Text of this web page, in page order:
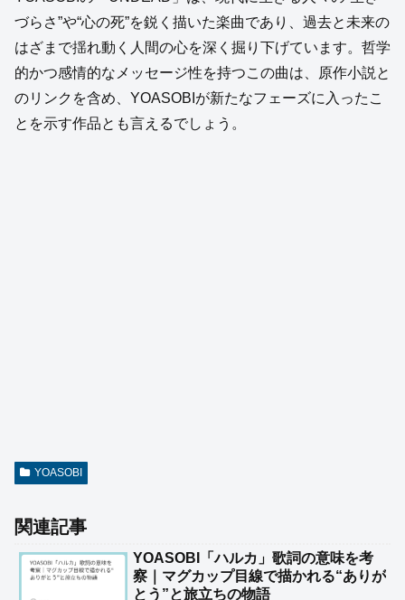
づらさ”や“心の死”を鋭く描いた楽曲であり、過去と未来の
はざまで揺れ動く人間の心を深く掘り下げています。哲学
的かつ感情的なメッセージ性を持つこの曲は、原作小説と
のリンクを含め、YOASOBIが新たなフェーズに入ったこ
とを示す作品とも言えるでしょう。
YOASOBI
関連記事
YOASOBI「ハルカ」歌詞の意味を考
察｜マグカップ目線で描かれる“ありが
とう”と旅立ちの物語